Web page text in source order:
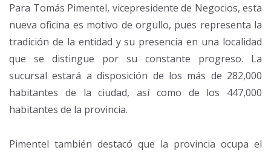
Para Tomás Pimentel, vicepresidente de Negocios, esta
nueva oficina es motivo de orgullo, pues representa la
tradición de la entidad y su presencia en una localidad
que se distingue por su constante progreso. La
sucursal estará a disposición de los más de 282,000
habitantes de la ciudad, así como de los 447,000
habitantes de la provincia.
Pimentel también destacó que la provincia ocupa el